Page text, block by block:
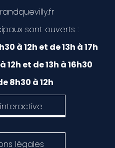
sont ouverts :
à 12h et de 13h à 17h
12h et de 13h à 16h30
8h30 à 12h
légales